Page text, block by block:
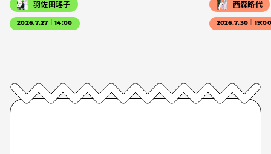
羽佐田瑤子
2026.7.27｜14:00
西森路代
2026.7.30｜